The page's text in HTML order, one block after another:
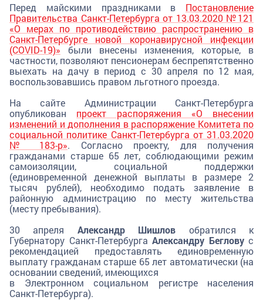
Перед майскими праздниками в Постановление
Правительства Санкт-Петербурга от 13.03.2020 №121
«О мерах по противодействию распространению в
Санкт-Петербурге новой коронавирусной инфекции
(COVID-19)» были внесены изменения, которые, в
частности, позволяют пенсионерам беспрепятственно
выехать на дачу в период с 30 апреля по 12 мая,
воспользовавшись правом льготного проезда.
На сайте Администрации Санкт-Петербурга
опубликован проект распоряжения «О внесении
изменений и дополнения в распоряжение Комитета по
социальной политике Санкт-Петербурга от 31.03.2020
№ 183-р». Согласно проекту, для получения
гражданами старше 65 лет, соблюдающими режим
самоизоляции, социальной поддержки
(единовременной денежной выплаты в размере 2
тысяч рублей), необходимо подать заявление в
районную администрацию по месту жительства
(месту пребывания).
30 апреля Александр Шишлов обратился к
Губернатору Санкт-Петербурга Александру Бегловус
рекомендацией предоставлять единовременную
выплату гражданам старше 65 лет автоматически (на
основании сведений, имеющихся
в Электронном социальном регистре населения
Санкт-Петербурга).